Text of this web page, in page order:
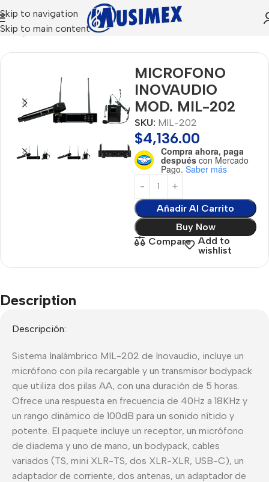
Skip to navigation
Skip to main content
Inicio Microfonía
MICROFONO
INOVAUDIO
MOD. MIL-202
SKU: MIL-202
$4,136.00
Compra ahora, paga
después con Mercado
Pago. Saber más
Añadir Al Carrito
Buy Now
Compare
Add to
wishlist
Description
Descripción:
Sistema Inalámbrico MIL-202 de Inovaudio, incluye un
micrófono con pila recargable y un transmisor bodypack
que utiliza dos pilas AA, con una duración de 5 horas.
Ofrece una respuesta en frecuencia de 40Hz a 18KHz y
un rango dinámico de 100dB para un sonido nítido y
potente. El paquete incluye un receptor, un micrófono
de diadema y uno de mano, un bodypack, cables
variados (TS, mini XLR-TS, dos XLR-XLR, USB-C), un
adaptador de corriente, dos antenas, un adaptador de